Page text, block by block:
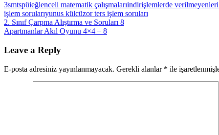
3smtspüieğlenceli matematik çalışmalarıindirişlemlerde
işlem sorularıyunus külcüzor ters işlem soruları
Yazı
gezinmesi
Previous
Post:
2. Sınıf Çarpma Alıştırma ve Soruları 8
Next
Apartmanlar Akıl Oyunu 4×4 – 8
Leave a Reply
E-posta adresiniz yayınlanmayacak. Gerekli alanlar * ile